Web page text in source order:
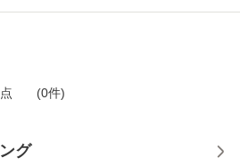
点 (0件)
グ